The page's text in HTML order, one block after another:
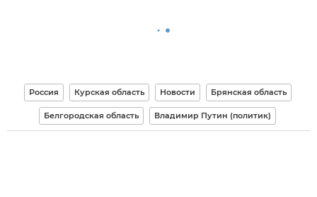
Россия Курская область Новости Брянская область
Белгородская область Владимир Путин (политик)